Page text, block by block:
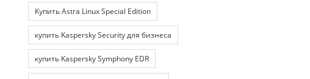
Купить Astra Linux Special Edition
купить Kaspersky Security для бизнеса
купить Kaspersky Symphony EDR